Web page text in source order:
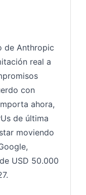
de Anthropic
real a
con
ahora,
de última
moviendo
USD 50.000